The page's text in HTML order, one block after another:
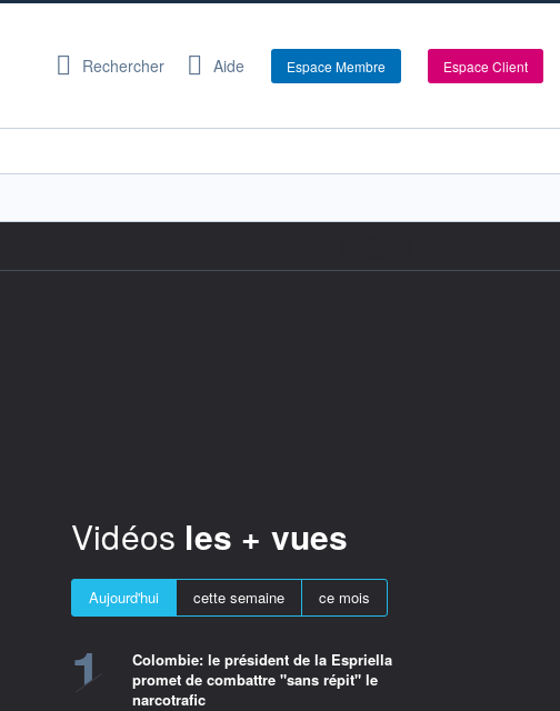
Rechercher Aide Espace Membre Espace Client
Vidéos les + vues
Aujourd'hui cette semaine ce mois
1
Colombie: le président de la Espriella
promet de combattre "sans répit" le
narcotrafic